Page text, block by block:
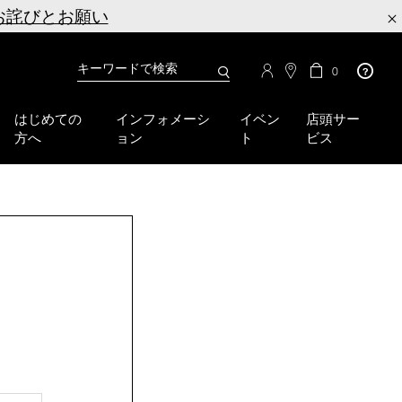
×
詫びとお願い
はじめての
方へ
インフォメーシ
ョン
イベン
ト
店頭サー
ビス
カ
タ
検
use
tab
swipe
カ
の
商
品
0